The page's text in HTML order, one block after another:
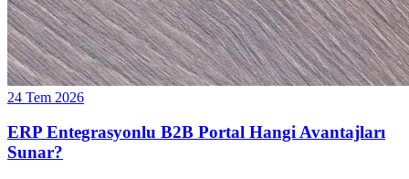
24 Tem 2026
ERP Entegrasyonlu B2B Portal Hangi Avantajları
Sunar?